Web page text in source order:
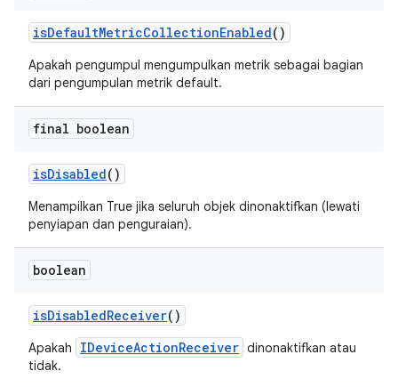
isDefaultMetricCollectionEnabled()
Apakah pengumpul mengumpulkan metrik sebagai bagian
dari pengumpulan metrik default.
final boolean
isDisabled()
Menampilkan True jika seluruh objek dinonaktifkan (lewati
penyiapan dan penguraian).
boolean
isDisabledReceiver()
Apakah IDeviceActionReceiver dinonaktifkan atau
tidak.